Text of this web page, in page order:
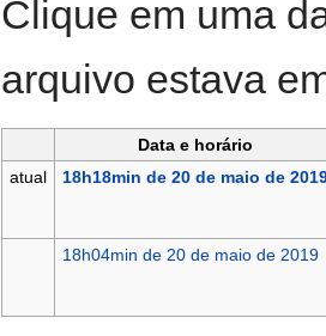
Clique em uma
arquivo estava
Data e horário
atual
18h18min de 20 de maio de
18h04min de 20 de maio de 2019